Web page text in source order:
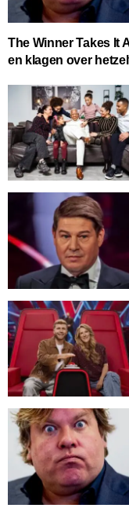
The Winner Takes It
en klagen over